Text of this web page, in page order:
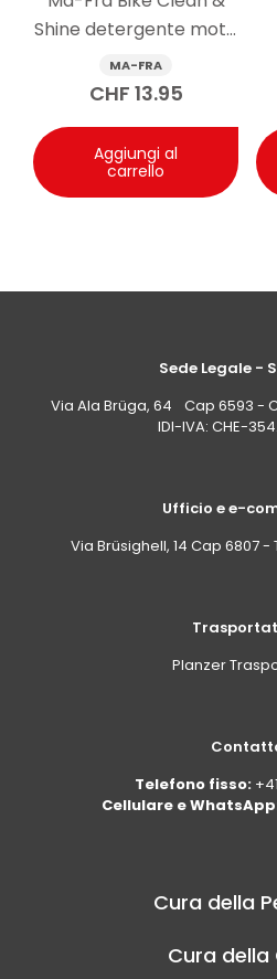
e saltellamenti, grazie alla
parabrezza. Il risultato può
Shine detergente moto
senz’acqua 750 ml
MA-FRA
CHF 13.95
Aggiungi al
carrello
Sede Legale -
Via Ala Brüga, 64 Cap 6593 -
IDI-IVA: CHE-
Ufficio e e-
Via Brüsighell, 14 Cap 6807
Planzer
Telefono fisso:
Cellulare e
Cura della
Cura della